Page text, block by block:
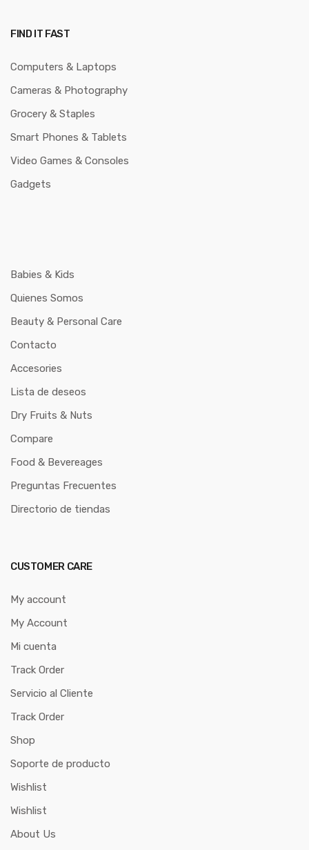
FIND IT FAST
Computers & Laptops
Cameras & Photography
Grocery & Staples
Smart Phones & Tablets
Video Games & Consoles
Gadgets
Babies & Kids
Quienes Somos
Beauty & Personal Care
Contacto
Accesories
Lista de deseos
Dry Fruits & Nuts
Compare
Food & Bevereages
Preguntas Frecuentes
Directorio de tiendas
CUSTOMER CARE
My account
My Account
Mi cuenta
Track Order
Servicio al Cliente
Track Order
Shop
Soporte de producto
Wishlist
Wishlist
About Us